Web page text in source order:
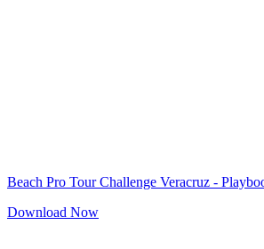
Beach Pro Tour Challenge Veracruz -
Download Now